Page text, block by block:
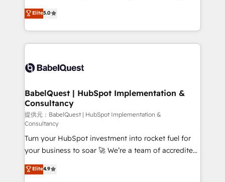
transformation. D'abord les fondations : des
données unifiées, des processus alignés. Ensuite
vraie performance vient de l'intérieur. Act Inside.
Stand Out.
We'll customise your CRM & automate your business
processes. Welcome to our Profile! We can help
with... • CRM implementation, reports & workflows,
and team training • CRM migration: Salesforce,
Custom API integrations & ERP systems inc. SAP and
super skilled members) • 150+ Clients for Sales Hub,
Marketing Hub, Service Hub, Data Hub and Website
(CMS) • ISO/IEC 27001:2022, ISO 9001:2015 and
now... ISO 42001: 2023 certified • Exclusive AI
'GuardHub' governance framework, based on ISO
42001 - helping you 'organise complexity' 𝗥𝗲𝗮𝗱𝘆
𝗳𝗼𝗿 𝘁𝗵𝗲 𝗻𝗲𝘅𝘁 𝘀𝘁𝗲𝗽? Click the 👈 '𝗖𝗼𝗻𝘁𝗮𝗰𝘁
𝗯𝘂𝘀𝗶𝗻𝗲𝘀𝘀' button to get in touch (𝘸𝘦'𝘳𝘦 𝘴𝘶𝘱𝘦𝘳
Elite5.0
BabelQuest | HubSpot Implementation &
Consultancy
提供元：BabelQuest | HubSpot Implementation &
Consultancy
Turn your HubSpot investment into rocket fuel for
your business to soar 🚀 We’re a team of accredited
HubSpot experts ready to help you. We can
implement the platform into complex business
Elite4.9